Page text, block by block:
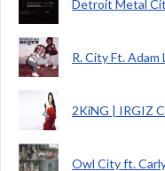
Detroit Metal
R. City Ft.
2KiNG | IRGIZ
Owl City ft.